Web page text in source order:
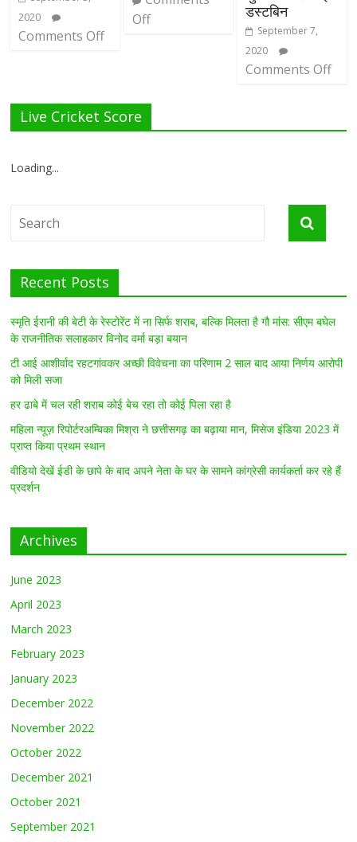
2020
Comments Off
Off
डस्टबिन
September 7,
2020
Comments Off
Live Cricket Score
Loading...
Recent Posts
स्मृति ईरानी की बेटी के रेस्टोरेंट में ना सिर्फ शराब, बल्कि मिलता है गौ मांस: सीएम बघेल
के राजनीतिक सलाहकार विनोद वर्मा बड़ा बयान
टी आई आशीर्वाद रहटगांवकर अच्छी विवेचना का परिणाम 2 साल बाद आया निर्णय आरोपी
को मिली सजा
हर ढाबे में चल रही शराब कोई बेच रहा तो कोई पिला रहा है
महिला न्यूज़ रिपोर्टरअम्बिका मिश्रा ने छत्तीसगढ़ का बढ़ाया मान, मिसेज इंडिया 2023 में
प्राप्त किया प्रथम स्थान
वीडियो देखें ईडी के छापे के बाद अपने नेता के घर के सामने कांग्रेसी कार्यकर्ता कर रहे हैं
प्रदर्शन
Archives
June 2023
April 2023
March 2023
February 2023
January 2023
December 2022
November 2022
October 2022
December 2021
October 2021
September 2021